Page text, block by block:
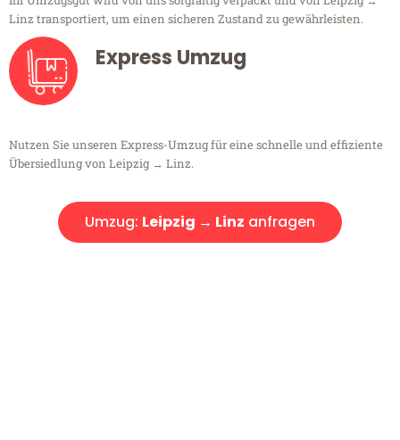
Linz transportiert, um einen sicheren Zustand zu gewährleisten.
Express Umzug
Nutzen Sie unseren Express-Umzug für eine schnelle und effiziente
Übersiedlung von Leipzig → Linz.
Umzug: Leipzig → Linz anfragen